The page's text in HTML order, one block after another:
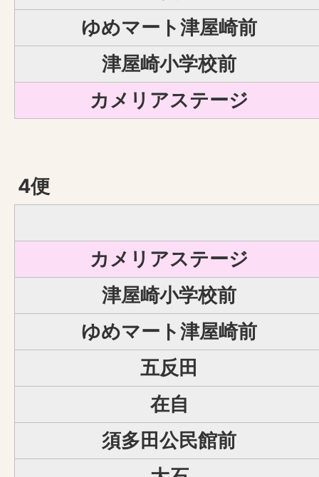
ゆめマート津屋崎前
津屋崎小学校前
カメリアステージ
4便
カメリアステージ
津屋崎小学校前
ゆめマート津屋崎前
五反田
在自
須多田公民館前